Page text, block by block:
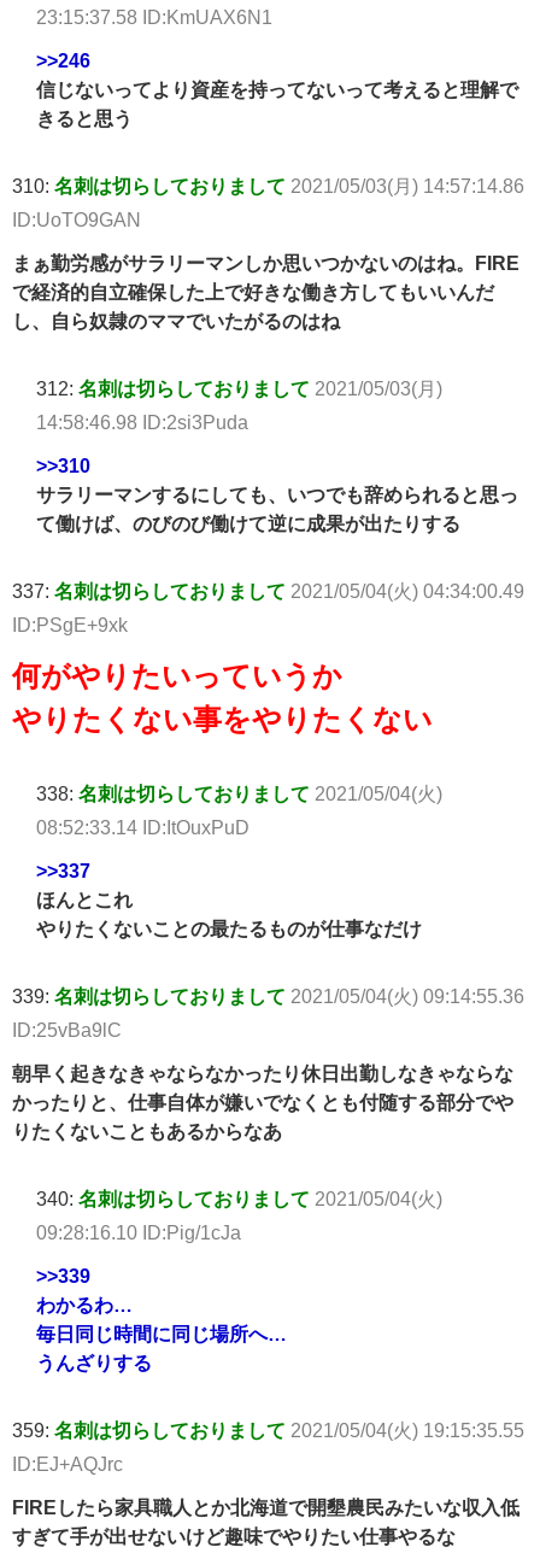
23:15:37.58 ID:KmUAX6N1
>>246
信じないってより資産を持ってないって考えると理解で
きると思う
310: 名刺は切らしておりまして 2021/05/03(月) 14:57:14.86
ID:UoTO9GAN
まぁ勤労感がサラリーマンしか思いつかないのはね。FIRE
で経済的自立確保した上で好きな働き方してもいいんだ
し、自ら奴隷のママでいたがるのはね
312: 名刺は切らしておりまして 2021/05/03(月)
14:58:46.98 ID:2si3Puda
>>310
サラリーマンするにしても、いつでも辞められると思っ
て働けば、のびのび働けて逆に成果が出たりする
337: 名刺は切らしておりまして 2021/05/04(火) 04:34:00.49
ID:PSgE+9xk
何がやりたいっていうか
やりたくない事をやりたくない
338: 名刺は切らしておりまして 2021/05/04(火)
08:52:33.14 ID:ItOuxPuD
>>337
ほんとこれ
やりたくないことの最たるものが仕事なだけ
339: 名刺は切らしておりまして 2021/05/04(火) 09:14:55.36
ID:25vBa9lC
朝早く起きなきゃならなかったり休日出勤しなきゃならな
かったりと、仕事自体が嫌いでなくとも付随する部分でや
りたくないこともあるからなあ
340: 名刺は切らしておりまして 2021/05/04(火)
09:28:16.10 ID:Pig/1cJa
>>339
わかるわ…
毎日同じ時間に同じ場所へ…
うんざりする
359: 名刺は切らしておりまして 2021/05/04(火) 19:15:35.55
ID:EJ+AQJrc
FIREしたら家具職人とか北海道で開墾農民みたいな収入低
すぎて手が出せないけど趣味でやりたい仕事やるな